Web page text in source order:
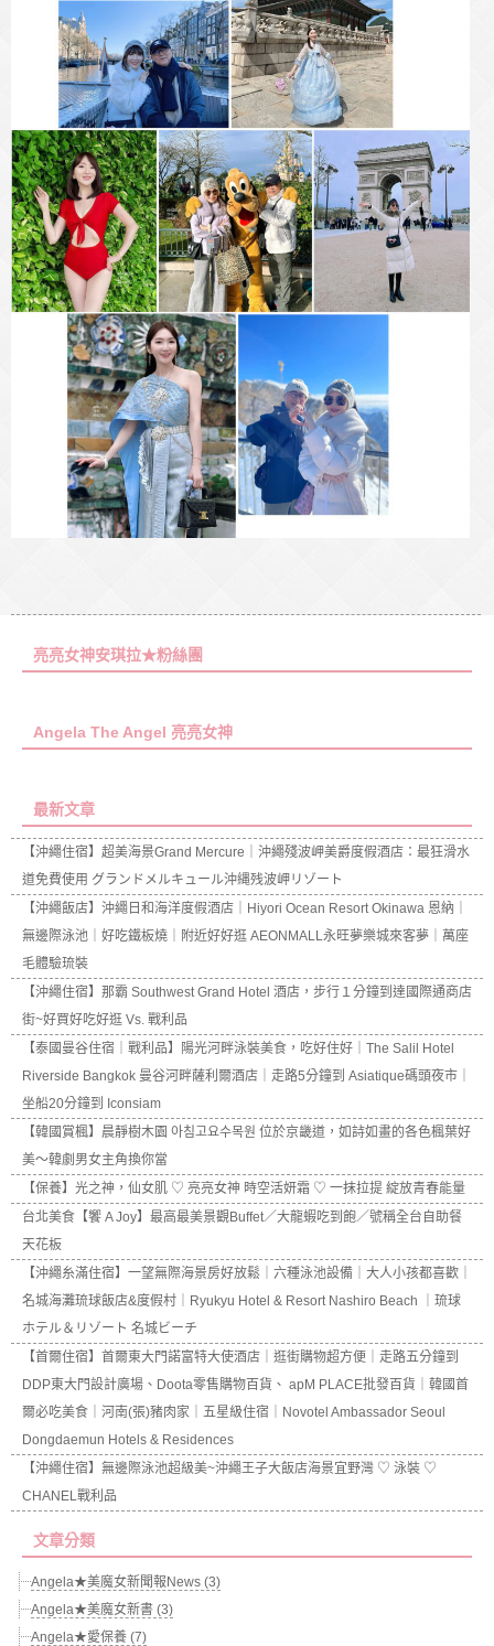
亮亮女神安琪拉★粉絲團
Angela The Angel 亮亮女神
最新文章
【沖繩住宿】超美海景Grand Mercure｜沖繩殘波岬美爵度假酒店：最狂滑水
道免費使用 グランドメルキュール沖縄残波岬リゾート
【沖繩飯店】沖繩日和海洋度假酒店｜Hiyori Ocean Resort Okinawa 恩納｜
無邊際泳池｜好吃鐵板燒｜附近好好逛 AEONMALL永旺夢樂城來客夢｜萬座
毛體驗琉裝
【沖繩住宿】那霸 Southwest Grand Hotel 酒店，步行１分鐘到達國際通商店
街~好買好吃好逛 Vs. 戰利品
【泰國曼谷住宿｜戰利品】陽光河畔泳裝美食，吃好住好｜The Salil Hotel
Riverside Bangkok 曼谷河畔薩利爾酒店｜走路5分鐘到 Asiatique碼頭夜市｜
坐船20分鐘到 Iconsiam
【韓國賞楓】晨靜樹木園 아침고요수목원 位於京畿道，如詩如畫的各色楓葉好
美～韓劇男女主角換你當
【保養】光之神，仙女肌 ♡ 亮亮女神 時空活妍霜 ♡ 一抹拉提 綻放青春能量
台北美食【饗 A Joy】最高最美景觀Buffet／大龍蝦吃到飽／號稱全台自助餐
天花板
【沖繩糸滿住宿】一望無際海景房好放鬆｜六種泳池設備｜大人小孩都喜歡｜
名城海灘琉球飯店&度假村｜Ryukyu Hotel & Resort Nashiro Beach ｜琉球
ホテル＆リゾート 名城ビーチ
【首爾住宿】首爾東大門諾富特大使酒店｜逛街購物超方便｜走路五分鐘到
DDP東大門設計廣場、Doota零售購物百貨、 apM PLACE批發百貨｜韓國首
爾必吃美食｜河南(張)豬肉家｜五星級住宿｜Novotel Ambassador Seoul
Dongdaemun Hotels & Residences
【沖繩住宿】無邊際泳池超級美~沖繩王子大飯店海景宜野灣 ♡ 泳裝 ♡
CHANEL戰利品
文章分類
Angela★美魔女新聞報News (3)
Angela★美魔女新書 (3)
Angela★愛保養 (7)